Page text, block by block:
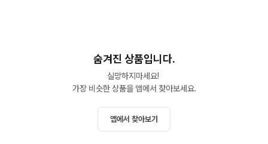
숨겨진 상품입니다.
실망하지마세요!
가장 비슷한 상품을 앱에서 찾아보세요.
앱에서 찾아보기